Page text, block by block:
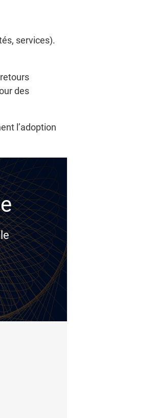
services).
des
l’adoption